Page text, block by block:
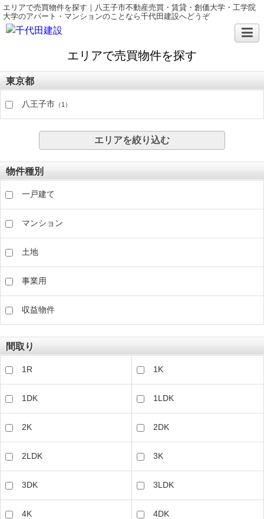
エリアで売買物件を探す｜八王子市不動産売買・賃貸・創価大学・工学院
大学のアパート・マンションのことなら千代田建設へどうぞ
エリアで売買物件を探す
東京都
八王子市 （1）
エリアを絞り込む
物件種別
一戸建て
マンション
土地
事業用
収益物件
間取り
1R 1K
1DK 1LDK
2K 2DK
2LDK 3K
3DK 3LDK
4K 4DK